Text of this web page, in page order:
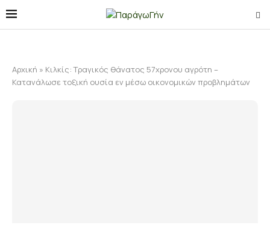
Αρχική » Κιλκίς: Τραγικός θάνατος 57χρονου αγρότη –
Κατανάλωσε τοξική ουσία εν μέσω οικονομικών προβλημάτων